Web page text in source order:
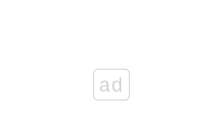
ad